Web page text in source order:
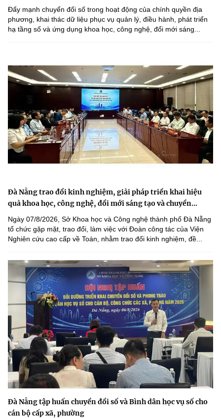
Đẩy mạnh chuyển đổi số trong hoạt động của chính quyền địa
phương, khai thác dữ liệu phục vụ quản lý, điều hành, phát triển
hạ tầng số và ứng dụng khoa học, công nghệ, đổi mới sáng...
Đà Nẵng trao đổi kinh nghiệm, giải pháp triển khai hiệu
quả khoa học, công nghệ, đổi mới sáng tạo và chuyển...
Ngày 07/8/2026, Sở Khoa học và Công nghệ thành phố Đà Nẵng
tổ chức gặp mặt, trao đổi, làm việc với Đoàn công tác của Viện
Nghiên cứu cao cấp về Toán, nhằm trao đổi kinh nghiệm, đề...
Đà Nẵng tập huấn chuyển đổi số và Bình dân học vụ số cho
cán bộ cấp xã, phường